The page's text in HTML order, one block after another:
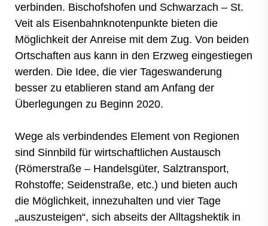
verbinden. Bischofshofen und Schwarzach – St.
Veit als Eisenbahnknotenpunkte bieten die
Möglichkeit der Anreise mit dem Zug. Von beiden
Ortschaften aus kann in den Erzweg eingestiegen
werden. Die Idee, die vier Tageswanderung
besser zu etablieren stand am Anfang der
Überlegungen zu Beginn 2020.
Wege als verbindendes Element von Regionen
sind Sinnbild für wirtschaftlichen Austausch
(Römerstraße – Handelsgüter, Salztransport,
Rohstoffe; Seidenstraße, etc.) und bieten auch
die Möglichkeit, innezuhalten und vier Tage
„auszusteigen“, sich abseits der Alltagshektik in